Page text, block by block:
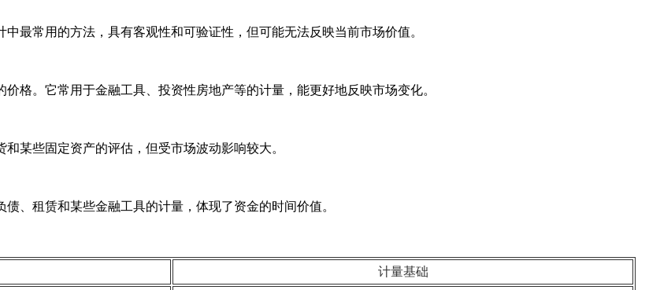
最常用的方法，具有客观性和可验证性，但可能无法反映当前市场价值。
格。它常用于金融工具、投资性房地产等的计量，能更好地反映市场变化。
某些固定资产的评估，但受市场波动影响较大。
、租赁和某些金融工具的计量，体现了资金的时间价值。
计量基础